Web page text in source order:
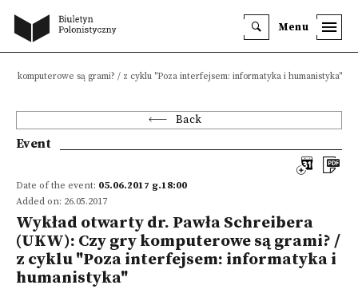
Menu
komputerowe są grami? / z cyklu "Poza interfejsem: informatyka i humanistyka"
Back
Event
Date of the event: 05.06.2017 g.18:00
Added on: 26.05.2017
Wykład otwarty dr. Pawła Schreibera
(UKW): Czy gry komputerowe są grami? /
z cyklu "Poza interfejsem: informatyka i
humanistyka"